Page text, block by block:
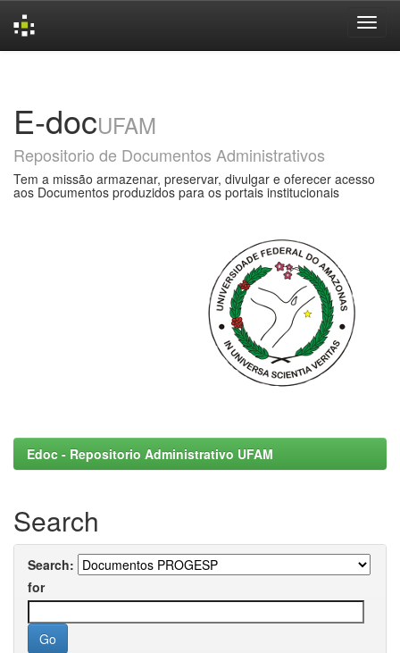
E-docUFAM
Repositorio de Documentos Administrativos
Tem a missão armazenar, preservar, divulgar e oferecer acesso
aos Documentos produzidos para os portais institucionais
Edoc - Repositorio Administrativo UFAM
Search
Search:
for